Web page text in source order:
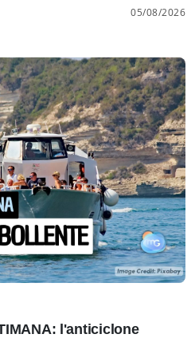
05/08/2026
l'anticiclone